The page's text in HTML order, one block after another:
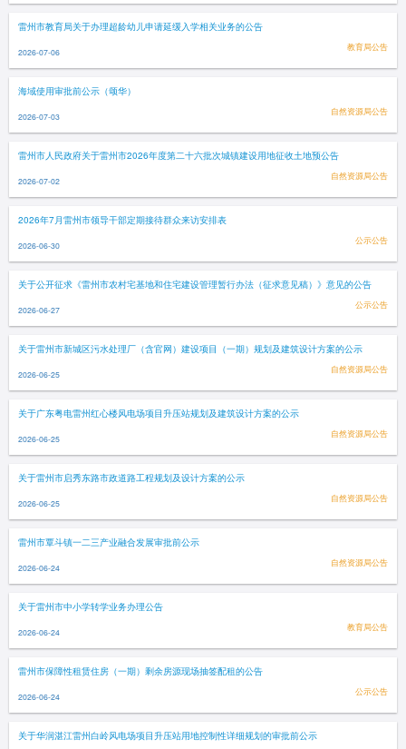
雷州市教育局关于办理超龄幼儿申请延缓入学相关业务的公告
2026-07-06 教育局公告
海域使用审批前公示（颂华）
2026-07-03 自然资源局公告
雷州市人民政府关于雷州市2026年度第二十六批次城镇建设用地征收土地预公告
2026-07-02 自然资源局公告
2026年7月雷州市领导干部定期接待群众来访安排表
2026-06-30 公示公告
关于公开征求《雷州市农村宅基地和住宅建设管理暂行办法（征求意见稿）》意见的公告
2026-06-27 公示公告
关于雷州市新城区污水处理厂（含官网）建设项目（一期）规划及建筑设计方案的公示
2026-06-25 自然资源局公告
关于广东粤电雷州红心楼风电场项目升压站规划及建筑设计方案的公示
2026-06-25 自然资源局公告
关于雷州市启秀东路市政道路工程规划及设计方案的公示
2026-06-25 自然资源局公告
雷州市覃斗镇一二三产业融合发展审批前公示
2026-06-24 自然资源局公告
关于雷州市中小学转学业务办理公告
2026-06-24 教育局公告
雷州市保障性租赁住房（一期）剩余房源现场抽签配租的公告
2026-06-24 公示公告
关于华润湛江雷州白岭风电场项目升压站用地控制性详细规划的审批前公示